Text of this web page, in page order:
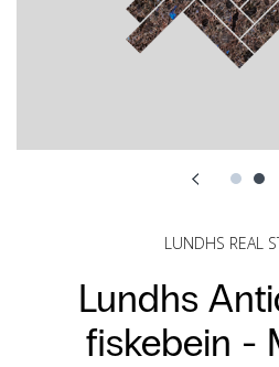
LUNDHS REAL
Lundhs
fiskebein -